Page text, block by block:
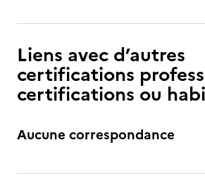
Liens avec d’autres
certifications
certifications ou
Aucune correspondance